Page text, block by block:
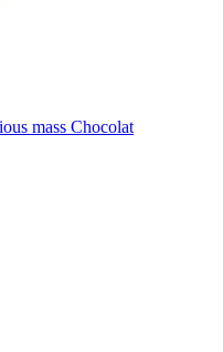
mass Chocolat